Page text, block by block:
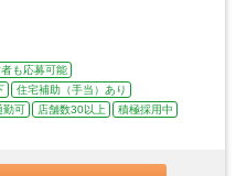
も応募可能
住宅補助（手当）あり
可 店舗数30以上
積極採用中